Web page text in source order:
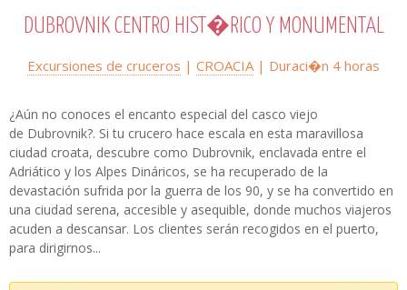
DUBROVNIK CENTRO HIST�RICO Y MONUMENTAL
Excursiones de cruceros | CROACIA| Duraci�n 4 horas
¿Aún no conoces el encanto especial del casco viejo
de Dubrovnik?. Si tu crucero hace escala en esta maravillosa
ciudad croata, descubre como Dubrovnik, enclavada entre el
Adriático y los Alpes Dináricos, se ha recuperado de la
devastación sufrida por la guerra de los 90, y se ha convertido en
una ciudad serena, accesible y asequible, donde muchos viajeros
acuden a descansar. Los clientes serán recogidos en el puerto,
para dirigirnos...